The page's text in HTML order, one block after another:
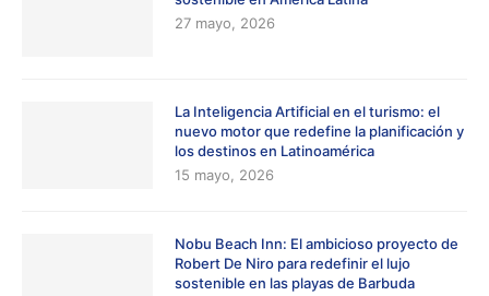
27 mayo, 2026
La Inteligencia Artificial en el turismo: el
nuevo motor que redefine la planificación y
los destinos en Latinoamérica
15 mayo, 2026
Nobu Beach Inn: El ambicioso proyecto de
Robert De Niro para redefinir el lujo
sostenible en las playas de Barbuda